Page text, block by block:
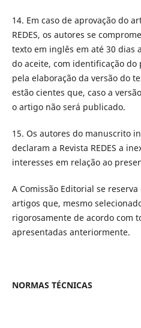
14. Em caso de aprovação do
REDES, os autores se
texto em inglês em até 30 dias
do aceite, com identificação
pela elaboração da versão do
estão cientes que, caso a
o artigo não será publicado.
15. Os autores do manuscrito
declaram a Revista REDES a
interesses em relação ao
A Comissão Editorial se
artigos que, mesmo
rigorosamente de acordo com
apresentadas anteriormente.
NORMAS TÉCNICAS